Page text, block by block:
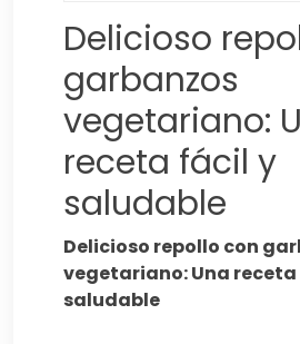
Delicioso
garbanzos
vegetariano:
receta fácil y
saludable
Delicioso repollo con
vegetariano: Una
saludable